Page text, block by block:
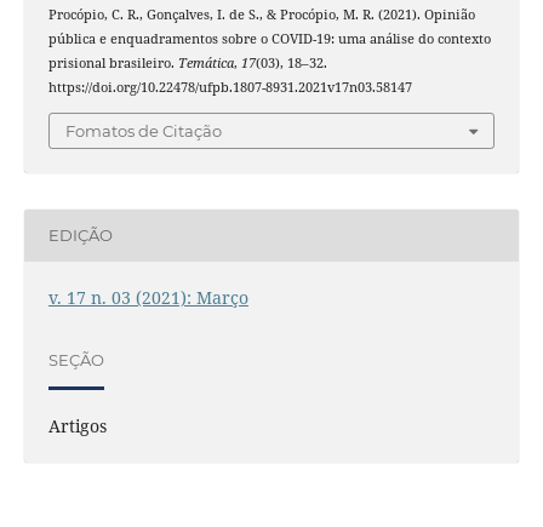
Procópio, C. R., Gonçalves, I. de S., & Procópio, M. R. (2021). Opinião
pública e enquadramentos sobre o COVID-19: uma análise do contexto
prisional brasileiro. Temática, 17(03), 18–32.
https://doi.org/10.22478/ufpb.1807-8931.2021v17n03.58147
Fomatos de Citação
EDIÇÃO
v. 17 n. 03 (2021): Março
SEÇÃO
Artigos